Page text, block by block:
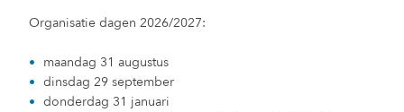
Organisatie dagen 2026/2027:
maandag 31 augustus
dinsdag 29 september
donderdag 31 januari